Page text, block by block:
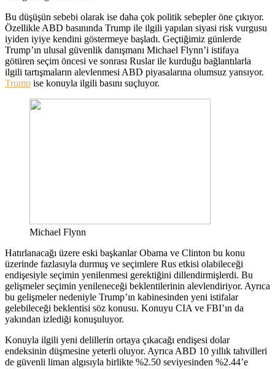
Bu düşüşün sebebi olarak ise daha çok politik sebepler öne çıkıyor.
Özellikle ABD basınında Trump ile ilgili yapılan siyasi risk vurgusu
iyiden iyiye kendini göstermeye başladı. Geçtiğimiz günlerde
Trump’ın ulusal güvenlik danışmanı Michael Flynn’i istifaya
götüren seçim öncesi ve sonrası Ruslar ile kurduğu bağlantılarla
ilgili tartışmaların alevlenmesi ABD piyasalarına olumsuz yansıyor.
Trump ise konuyla ilgili basını suçluyor.
Michael Flynn
Hatırlanacağı üzere eski başkanlar Obama ve Clinton bu konu
üzerinde fazlasıyla durmuş ve seçimlere Rus etkisi olabileceği
endişesiyle seçimin yenilenmesi gerektiğini dillendirmişlerdi. Bu
gelişmeler seçimin yenileneceği beklentilerinin alevlendiriyor. Ayrıca
bu gelişmeler nedeniyle Trump’ın kabinesinden yeni istifalar
gelebileceği beklentisi söz konusu. Konuyu CIA ve FBI’ın da
yakından izlediği konuşuluyor.
Konuyla ilgili yeni delillerin ortaya çıkacağı endişesi dolar
endeksinin düşmesine yeterli oluyor. Ayrıca ABD 10 yıllık tahvilleri
de güvenli liman algısıyla birlikte %2.50 seviyesinden %2.44’e